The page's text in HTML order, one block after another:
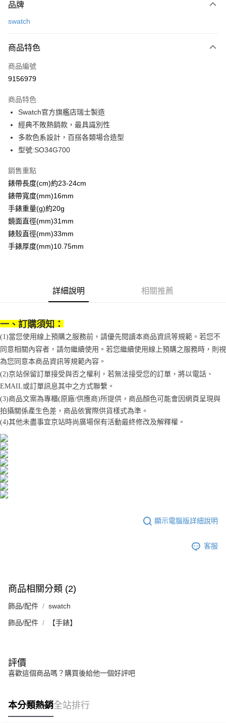
信用卡一次付款
Apple Pay
街口支付
Google Pay
全盈+PAY
大哥付你分期
相關說明
1.本服務由台灣大哥大提供，台灣大哥大用戶可立即使用無須另外申請。
2.付款方式選擇「大哥付你分期」，訂單成立後會自動跳轉到大哥付的交易
流程，驗證手機門號後，選擇欲分期的期數、繳款截止日，確認付款後即完
成交易。
3.實際核准額度、可分期數及費用金額請依後續交易確認頁面所載為準。
4.訂單成立30分鐘內，如未前往確認交易或遇審核未通過，訂單將自動取
消。如遇「轉專審核」未通過狀況，表示未達大哥付你分期系統評分，恕無
法說明評估內容。
【繳款方式說明】
用戶於交易時，得透過本服務購買商品或服務，並由商店將買賣／分期付款
買賣價金債權讓與本公司後，依約使用本公司帳單繳交帳款。
2.基於同意付款使用「大哥付你分期」之契約關係目的，商店將以您的個人
資料（包含姓名、電話或地址）提供予台灣大哥大進項蒐集、處理及利用，
3.完整用戶服務條款，請詳閱以下連結：
AFTEE先享後付
相關說明
【關於「AFTEE先享後付」】
AFTEE先享後付是「在收到商品之後才付款」的支付方式。 讓您購物簡單
便利好安心！
１．簡單：不需註冊會員、不需綁卡、不需儲值。
２．便利：只要手機號碼，簡訊認證，即可結帳。
３．安心：先確認商品／服務後，再付款。
２．訂單成立數日內，您將收到繳費通知簡訊。
３．收到繳費通知簡訊後14天內，點擊此簡訊中的連結，可透過四大超商／
購買商品的店家。未經商家同意取消之訂單仍視為有效，需透過AFTEE先享
後付繳納相關費用。
※ 交易是否成功請以「AFTEE先享後付 」之結帳頁面顯示為準，若有關於
是否繳費成功／繳費後需取消欲退款等相關疑問，請聯繫「AFTEE先享後付
客戶支援中心」https://netprotections.freshdesk.com/support/home
【注意事項】
１．透過由恩沛科技股份有限公司提供之「AFTEE先享後付」服務完成之交
易，需依本服務之必要範圍內提供個人資料，並將交易相關給付款項請求債
２．關於個人資料處理事宜，請瀏覽以下網址：
https://aftee.tw/terms/#terms3
ATM付款
運送方式
付款後全家取貨
每筆NT$70，滿NT$1,000(含以上)免運費
每筆NT$100，滿NT$1,200(含以上)免運費
京站台北店客服中心(1F星巴克旁) 即日起不提供京站紙袋，取件時
請自備購物袋，若需購買紙袋可現場詢問
品牌
swatch
商品特色
商品編號
9156979
商品特色
Swatch官方旗艦店瑞士製造
經典不敗熱銷款，最具識別性
多款色系設計，百搭各類場合造型
型號:SO34G700
銷售重點
錶帶長度(cm)約23-24cm
錶帶寬度(mm)16mm
手錶重量(g)約20g
鏡面直徑(mm)31mm
錶殼直徑(mm)33mm
手錶厚度(mm)10.75mm
詳細說明 相關推薦
一、訂購須知：
(1)當您使用線上預購之服務前，請優先閱讀本商品資訊等規範。若您不
同意相關內容者，請勿繼續使用。若您繼續使用線上預購之服務時，則視
為您同意本商品資訊等規範內容。
(2)京站保留訂單接受與否之權利，若無法接受您的訂單，將以電話、
EMAIL或訂單訊息其中之方式聯繫。
(3)商品文案為專櫃(原廠/供應商)所提供，商品顏色可能會因網頁呈現與
拍攝關係產生色差，商品依實際供貨樣式為準。
(4)其他未盡事宜京站時尚廣場保有活動最終修改及解釋權。
顯示電腦版詳細說明
客服
商品相關分類 (2)
飾品/配件 swatch
飾品/配件 【手錶】
評價
喜歡這個商品嗎？購買後給他一個好評吧
本分類熱銷全站排行